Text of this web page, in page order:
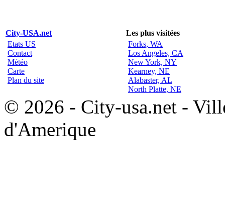
City-USA.net
Les plus visitées
Etats US
Contact
Météo
Carte
Plan du site
Forks, WA
Los Angeles, CA
New York, NY
Kearney, NE
Alabaster, AL
North Platte, NE
© 2026 - City-usa.net -
d'Amerique